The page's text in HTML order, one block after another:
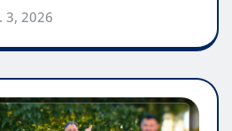
3, 2026